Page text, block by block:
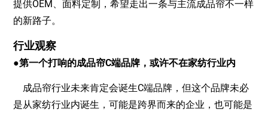
提供OEM、面料定制，希望走出一条与主流成品帘不一样
的新路子。
行业观察
●第一个打响的成品帘C端品牌，或许不在家纺行业内
成品帘行业未来肯定会诞生C端品牌，但这个品牌未必
是从家纺行业内诞生，可能是跨界而来的企业，也可能是